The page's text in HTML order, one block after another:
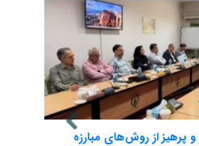
پرهیز از روش‌های مبارزه